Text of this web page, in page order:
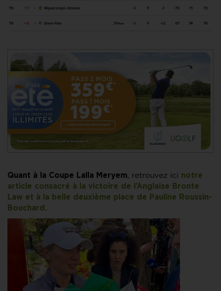
Quant à la Coupe Lalla Meryem, retrouvez ici notre
article consacré à la victoire de l’Anglaise Bronte
Law et à la belle deuxième place de Pauline Roussin-
Bouchard.